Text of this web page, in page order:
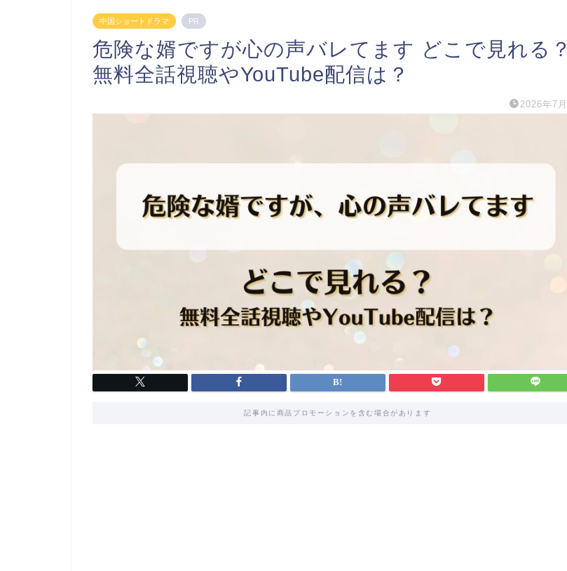
中国ショートドラマ PR
危険な婿ですが心の声バレてます どこで見れる？
無料全話視聴やYouTube配信は？
2026年7
記事内に商品プロモーションを含む場合があります